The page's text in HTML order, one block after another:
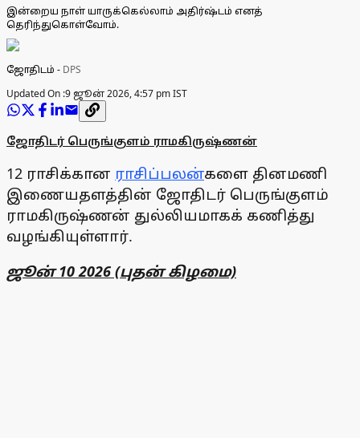
இன்றைய நாள் யாருக்கெல்லாம் அதிர்ஷ்டம் எனத்
தெரிந்துகொள்வோம்.
ஜோதிடம் - DPS
Updated On :9 ஜூன் 2026, 4:57 pm IST
ஜோதிடர் பெருங்குளம் ராமகிருஷ்ணன்
12 ராசிக்கான ராசிப்பலன்களை தினமணி
இணையதளத்தின் ஜோதிடர் பெருங்குளம்
ராமகிருஷ்ணன் துல்லியமாகக் கணித்து
வழங்கியுள்ளார்.
ஜூன் 10 2026 (புதன் கிழமை)